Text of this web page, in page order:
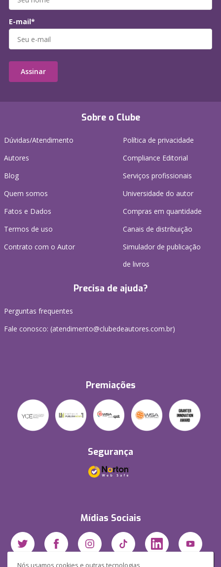
Nós usamos cookies e outras tecnologias
Sobre o Clube
Dúvidas/Atendimento
Autores
Blog
Quem somos
Fatos e Dados
Termos de uso
Contrato com o Autor
Política de privacidade
Compliance Editorial
Serviços profissionais
Universidade do autor
Compras em quantidade
Canais de distribuição
Simulador de publicação
de livros
Precisa de ajuda?
Perguntas frequentes
Fale conosco: (atendimento@clubedeautores.com.br)
Premiações
Segurança
Mídias Sociais
E-mail*
Assinar